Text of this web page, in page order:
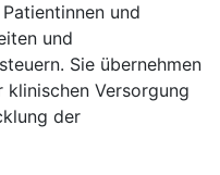
und
und
Sie übernehmen
Versorgung
der